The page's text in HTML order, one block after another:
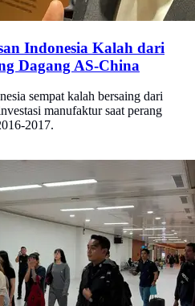
Indonesia Kalah dari
Dagang AS-China
sempat kalah bersaing dari
manufaktur saat perang
2017.